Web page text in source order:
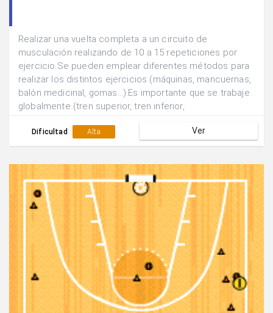
Realizar una vuelta completa a un circuito de
musculación realizando de 10 a 15 repeticiones por
ejercicio.Se pueden emplear diferentes métodos para
realizar los distintos ejercicios (máquinas, mancuernas,
balón medicinal, gomas...).Es importante que se trabaje
globalmente (tren superior, tren inferior,
los grupos musculares.
Dificultad Alta Ver